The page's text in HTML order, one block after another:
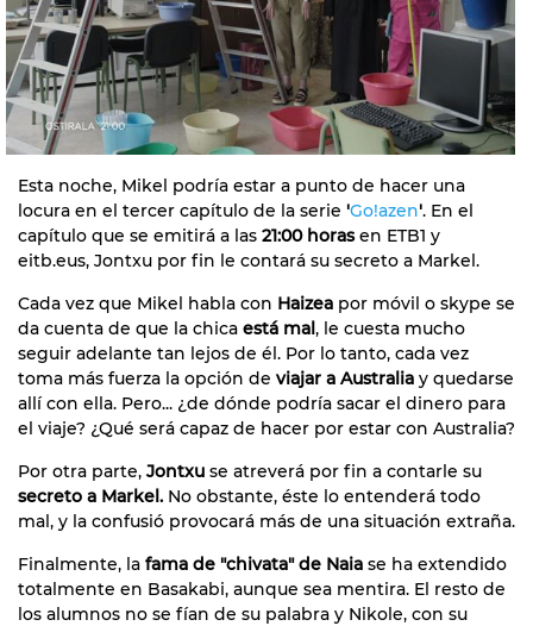
Esta noche, Mikel podría estar a punto de hacer una
locura en el tercer capítulo de la serie 'Go!azen'. En el
capítulo que se emitirá a las 21:00 horasen ETB1 y
eitb.eus, Jontxu por fin le contará su secreto a Markel.
Cada vez que Mikel habla con Haizea por móvil o skype se
da cuenta de que la chica está mal, le cuesta mucho
seguir adelante tan lejos de él. Por lo tanto, cada vez
toma más fuerza la opción de viajar a Australia y quedarse
allí con ella. Pero... ¿de dónde podría sacar el dinero para
el viaje? ¿Qué será capaz de hacer por estar con Australia?
Por otra parte, Jontxu se atreverá por fin a contarle su
secreto a Markel. No obstante, éste lo entenderá todo
mal, y la confusió provocará más de una situación extraña.
Finalmente, la fama de "chivata" de Naia se ha extendido
totalmente en Basakabi, aunque sea mentira. El resto de
los alumnos no se fían de su palabra y Nikole, con su